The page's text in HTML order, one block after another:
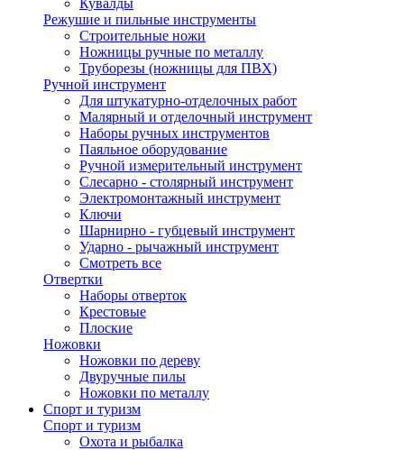
Кувалды
Режушие и пильные инструменты
Строительные ножи
Ножницы ручные по металлу
Труборезы (ножницы для ПВХ)
Ручной инструмент
Для штукатурно-отделочных работ
Малярный и отделочный инструмент
Наборы ручных инструментов
Паяльное оборудование
Ручной измерительный инструмент
Слесарно - столярный инструмент
Электромонтажный инструмент
Ключи
Шарнирно - губцевый инструмент
Ударно - рычажный инструмент
Смотреть все
Отвертки
Наборы отверток
Крестовые
Плоские
Ножовки
Ножовки по дереву
Двуручные пилы
Ножовки по металлу
Спорт и туризм
Спорт и туризм
Охота и рыбалка